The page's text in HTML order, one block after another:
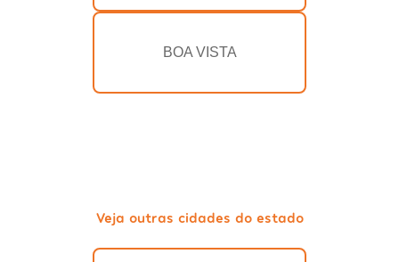
BOA VISTA
Veja outras cidades do estado